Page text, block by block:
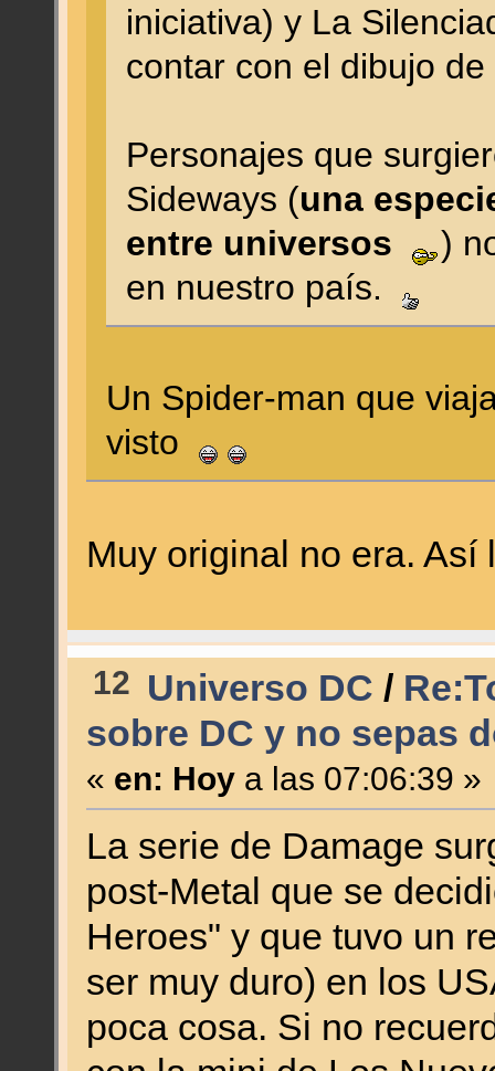
iniciativa) y La
contar con el dibujo
Personajes que
Sideways (una
entre universos
)
en nuestro país.
Un Spider-man que
visto
Muy original no era.
12 Universo DC /
sobre DC y no sepas
« en: Hoya las 07:06:39 »
La serie de Damage
post-Metal que se
Heroes" y que tuvo un
ser muy duro) en los
poca cosa. Si no